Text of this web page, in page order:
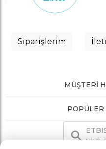
Siparişlerim
MÜŞTERI
POPÜLER
SİCİL